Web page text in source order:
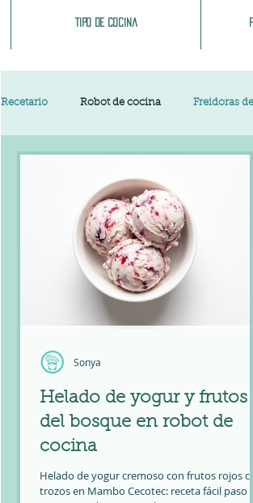
Tipo de cocina
Recetario Robot de cocina Freidoras
Pescados y Mariscos Pastas
Limpieza del hogar Comida cochina
Trucos Navidad
Helado de yogur y frutos
del bosque en robot de
cocina
Helado de yogur cremoso con frutos rojos
trozos en Mambo Cecotec: receta fácil paso a
Sonya